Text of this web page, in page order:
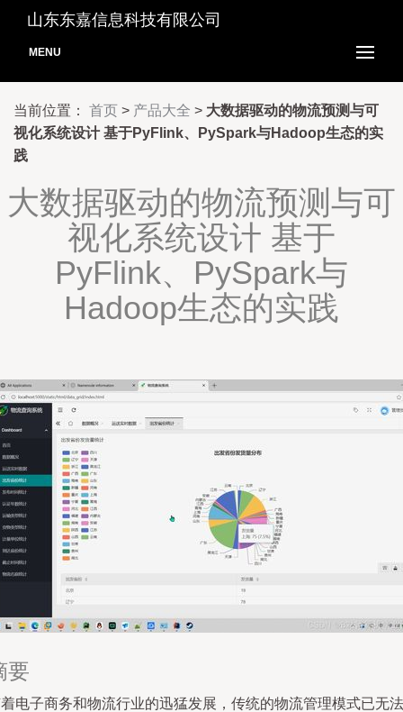
山东东嘉信息科技有限公司
MENU
当前位置： 首页 > 产品大全 > 大数据驱动的物流预测与可
视化系统设计 基于PyFlink、PySpark与Hadoop生态的实
践
大数据驱动的物流预测与可
视化系统设计 基于
PyFlink、PySpark与
Hadoop生态的实践
要
电子商务和物流行业的迅猛发展，传统的物流管理模式已无法